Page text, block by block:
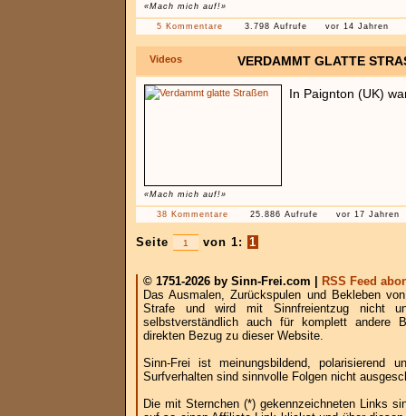
«Mach mich auf!»
5 Kommentare 3.798 Aufrufe vor 14 Jahren
Videos VERDAMMT GLATTE
«Mach mich auf!»
In Paignton (UK)
38 Kommentare 25.886 Aufrufe vor 17 Jahren
Seite von 1: 1
© 1751-2026 by Sinn-Frei.com |
RSS Feed
Das Ausmalen, Zurückspulen und Bekleben
Strafe und wird mit Sinnfreientzug nicht
selbstverständlich auch für komplett andere
direkten Bezug zu dieser Website.
Sinn-Frei ist meinungsbildend, polarisierend
Surfverhalten sind sinnvolle Folgen nicht
Die mit Sternchen (*) gekennzeichneten Links